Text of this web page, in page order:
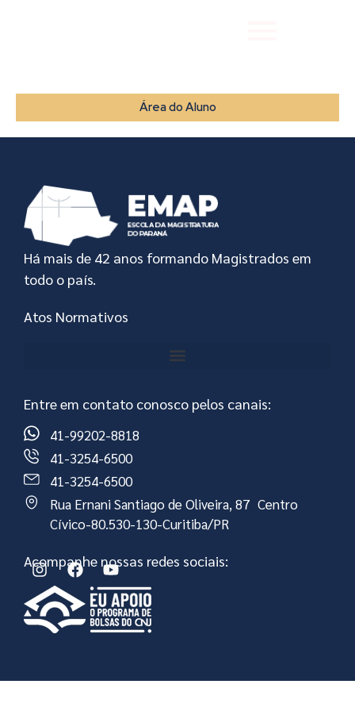
Área do Aluno
Há mais de 42 anos formando Magistrados em
todo o país.
Atos Normativos
Entre em contato conosco pelos canais:
41-99202-8818
41-3254-6500
41-3254-6500
Rua Ernani Santiago de Oliveira, 87 Centro
Cívico-80.530-130-Curitiba/PR
Acompanhe nossas redes sociais: